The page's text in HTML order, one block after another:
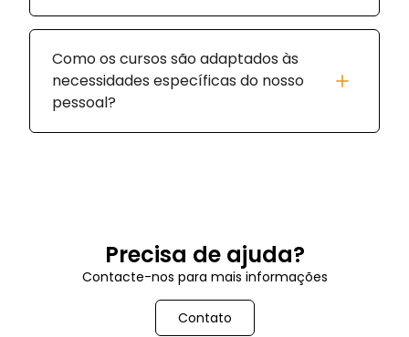
Como os cursos são adaptados às
necessidades específicas do nosso
pessoal?
Precisa de ajuda?
Contacte-nos para mais informações
Contato